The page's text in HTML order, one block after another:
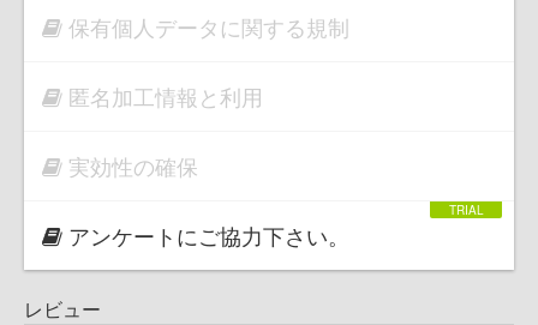
保有個人データに関する規制
匿名加工情報と利用
実効性の確保
アンケートにご協力下さい。
レビュー